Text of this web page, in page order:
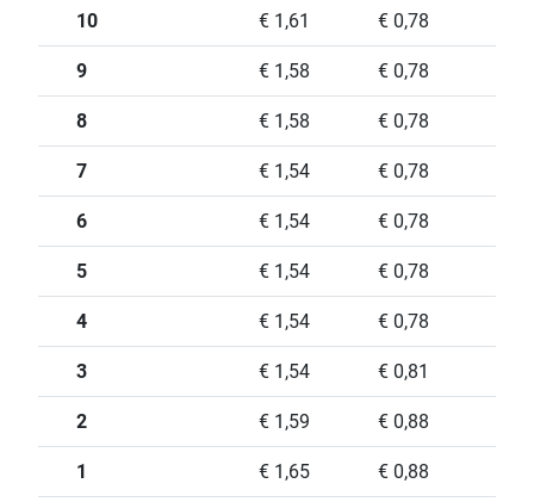
10 € 1,61 € 0,78
9 € 1,58 € 0,78
8 € 1,58 € 0,78
7 € 1,54 € 0,78
6 € 1,54 € 0,78
5 € 1,54 € 0,78
4 € 1,54 € 0,78
3 € 1,54 € 0,81
2 € 1,59 € 0,88
1 € 1,65 € 0,88